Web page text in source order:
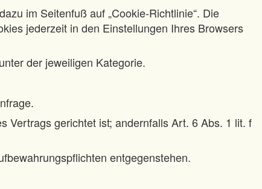
im Seitenfuß auf „Cookie-Richtlinie“. Die
jederzeit in den Einstellungen Ihres Browsers
der jeweiligen Kategorie.
Vertrags gerichtet ist; andernfalls Art. 6 Abs. 1 lit. f
entgegenstehen.